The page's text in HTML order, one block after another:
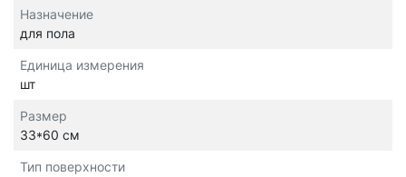
Назначение
для пола
Единица измерения
шт
Размер
33*60 см
Тип поверхности